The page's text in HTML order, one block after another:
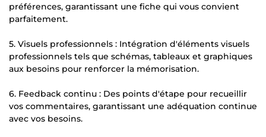
préférences, garantissant une fiche qui vous convient
parfaitement.
5. Visuels professionnels : Intégration d'éléments visuels
professionnels tels que schémas, tableaux et graphiques
aux besoins pour renforcer la mémorisation.
6. Feedback continu : Des points d'étape pour recueillir
vos commentaires, garantissant une adéquation continue
avec vos besoins.